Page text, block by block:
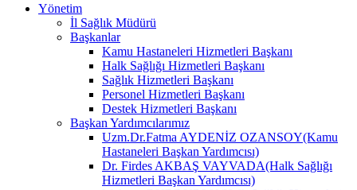
Yönetim
İl Sağlık Müdürü
Başkanlar
Kamu Hastaneleri Hizmetleri Başkanı
Halk Sağlığı Hizmetleri Başkanı
Sağlık Hizmetleri Başkanı
Personel Hizmetleri Başkanı
Destek Hizmetleri Başkanı
Başkan Yardımcılarımız
Uzm.Dr.Fatma AYDENİZ OZANSOY(Kamu
Hastaneleri Başkan Yardımcısı)
Dr. Firdes AKBAŞ VAYVADA(Halk Sağlığı
Hizmetleri Başkan Yardımcısı)